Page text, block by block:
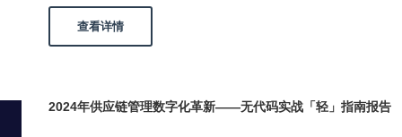
查看详情
2024年供应链管理数字化革新——无代码实战「轻」指南报告